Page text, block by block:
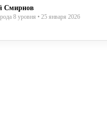
Смирнов
8 уровня • 25 января 2026